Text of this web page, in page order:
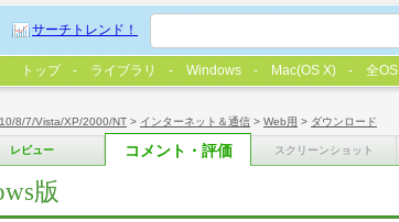
8/7/Vista/XP/2000/NT > インターネット＆通信 > Web用 > ダウンロード
レビュー コメント・評価 スクリーンショット
版
サーチトレンド！
トップ ライブラリ Windows Mac(OS X) 全OS